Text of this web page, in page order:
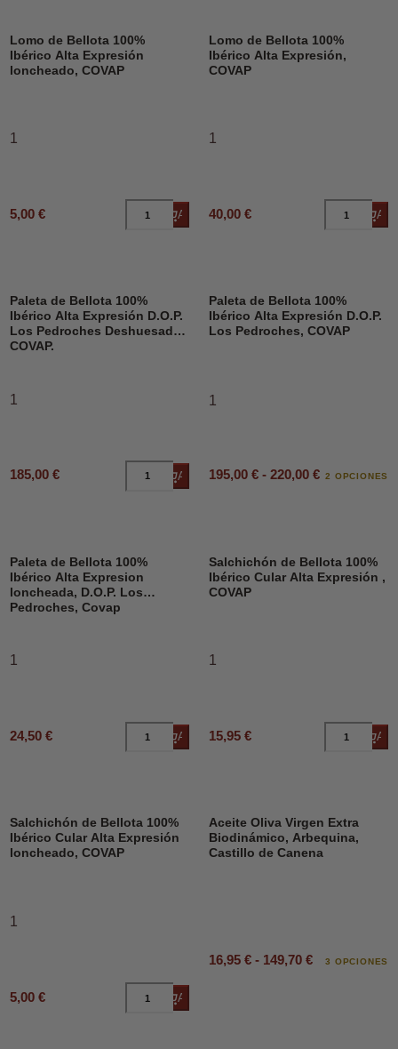
Lomo de Bellota 100%
Ibérico Alta Expresión
loncheado, COVAP
1
5,00 € Añadir al carrito
Lomo de Bellota 100%
Ibérico Alta Expresión,
COVAP
1
40,00 €
Paleta de Bellota 100%
Ibérico Alta Expresión D.O.P.
Los Pedroches Deshuesado,
COVAP.
1
185,00 € Añadir al carrito
Paleta de Bellota 100%
Ibérico Alta Expresión D.O.P.
Los Pedroches, COVAP
1
195,00 € - 220,00 € 2 OPCIONES
Paleta de Bellota 100%
Ibérico Alta Expresion
loncheada, D.O.P. Los
Pedroches, Covap
1
24,50 € Añadir al carrito
Salchichón de Bellota 100%
Ibérico Cular Alta Expresión ,
COVAP
1
15,95 €
Salchichón de Bellota 100%
Ibérico Cular Alta Expresión
loncheado, COVAP
1
5,00 € Añadir al carrito
DESCUENTO
Aceite Oliva Virgen Extra
Biodinámico, Arbequina,
Castillo de Canena
16,95 € - 149,70 € 3 OPCIONES